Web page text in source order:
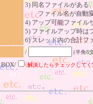
3) 同名ファイルがある
ファイル名が自動変
4) アップ可能ファイル
5) ファイルアップ時は
6) スレッド内の合計
/ (半角8
BOX/ 解決したらチェックして